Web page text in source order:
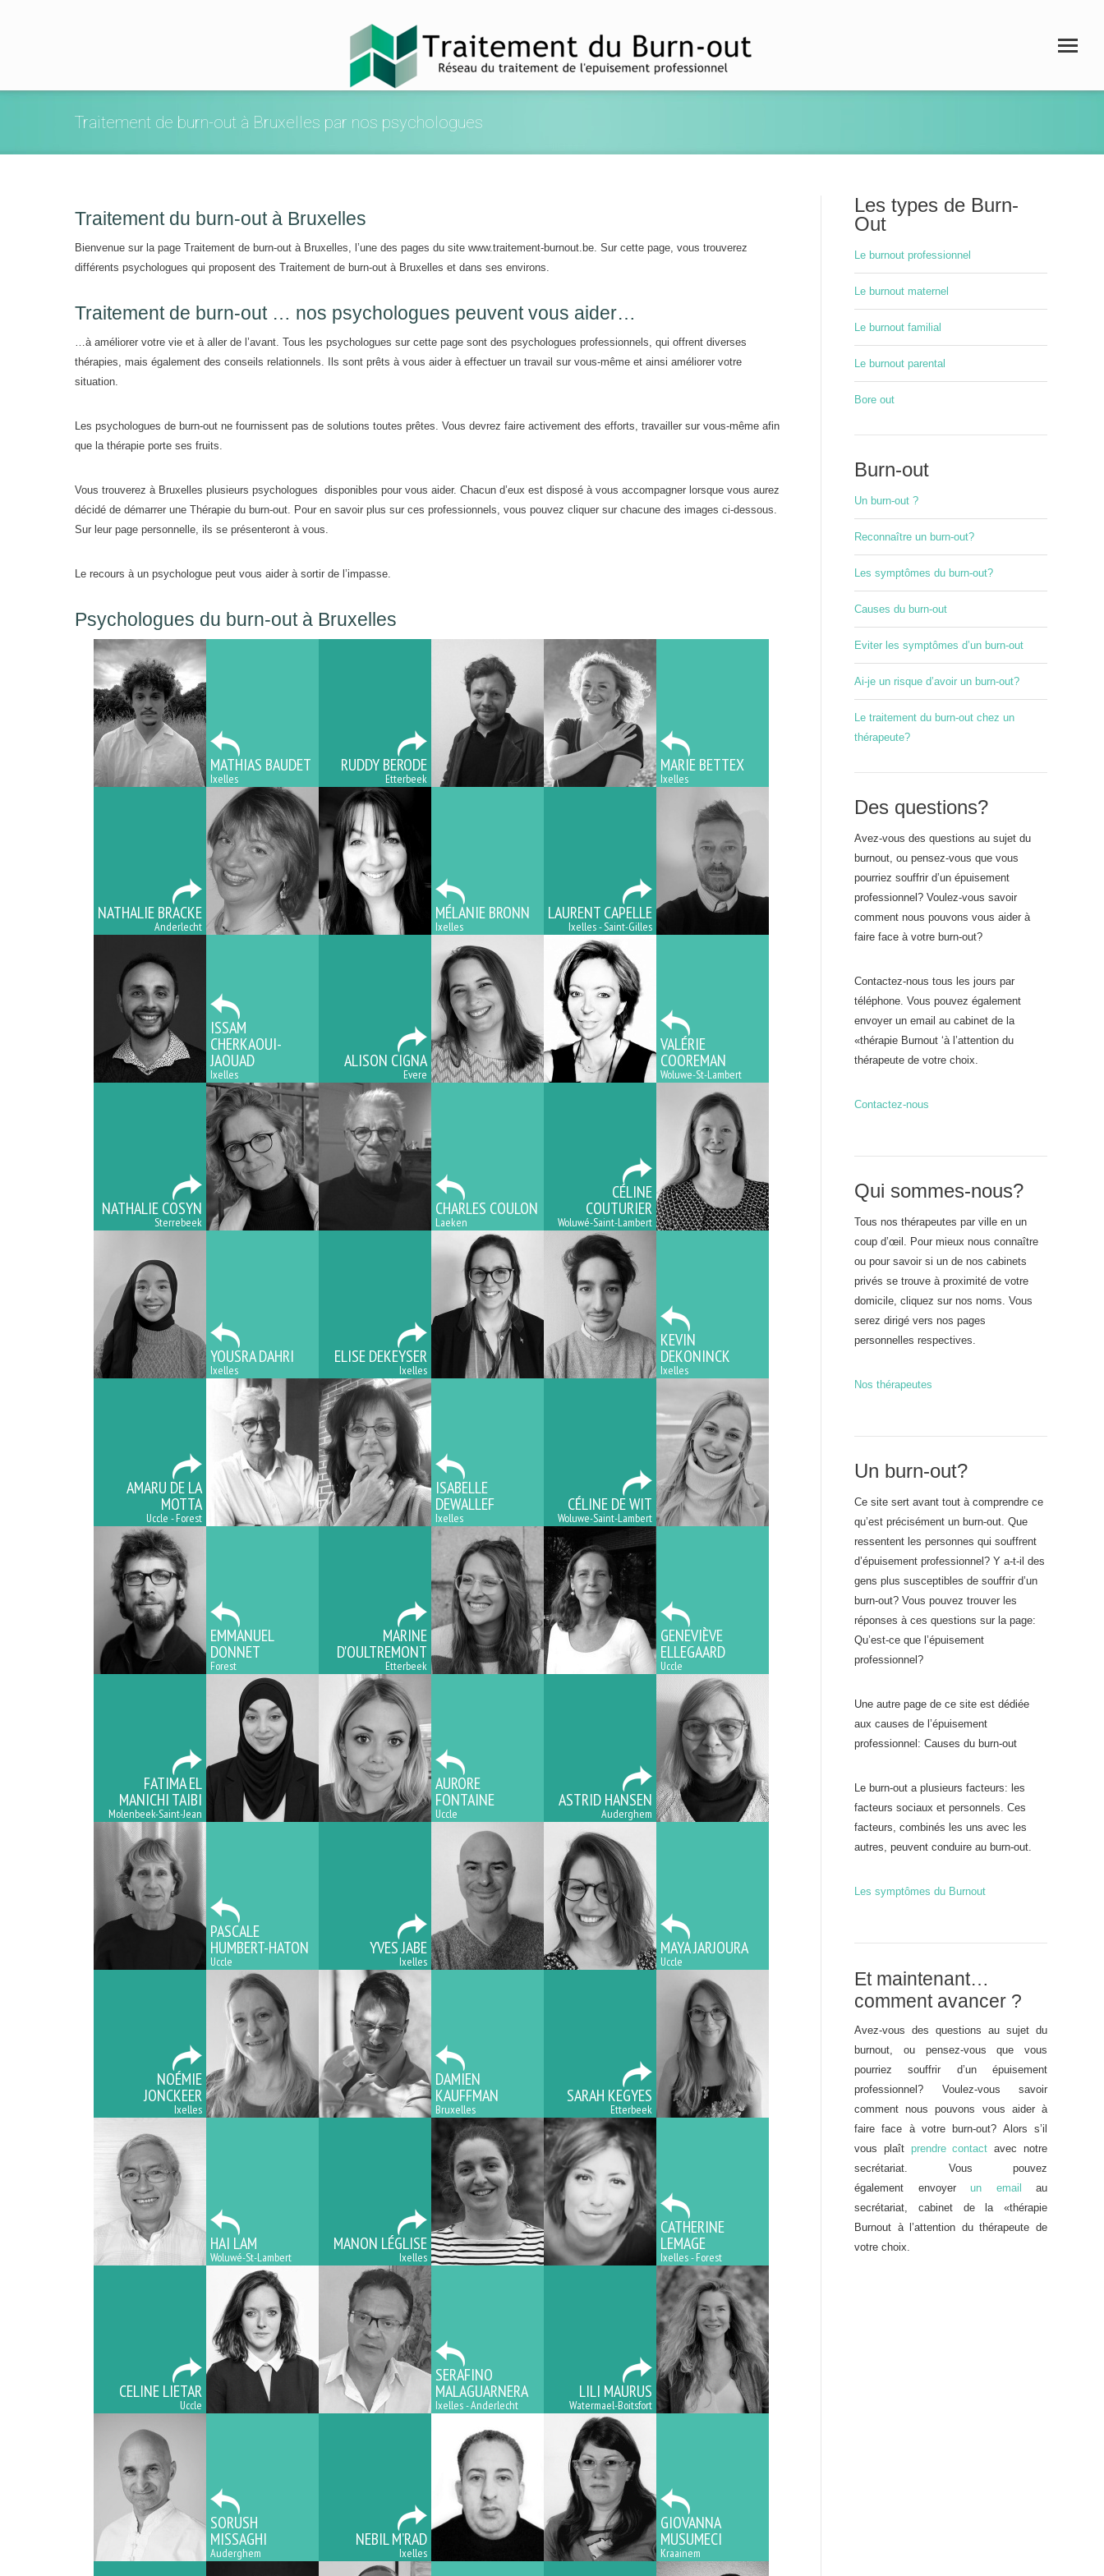
Traitement de burn-out à Bruxelles par nos psychologues
Traitement du burn-out à Bruxelles
Bienvenue sur la page Traitement de burn-out à Bruxelles, l’une des pages du site www.traitement-burnout.be. Sur cette page, vous trouverez
différents psychologues qui proposent des Traitement de burn-out à Bruxelles et dans ses environs.
Traitement de burn-out … nos psychologues peuvent vous aider…
…à améliorer votre vie et à aller de l’avant. Tous les psychologues sur cette page sont des psychologues professionnels, qui offrent diverses
thérapies, mais également des conseils relationnels. Ils sont prêts à vous aider à effectuer un travail sur vous-même et ainsi améliorer votre
situation.
Les psychologues de burn-out ne fournissent pas de solutions toutes prêtes. Vous devrez faire activement des efforts, travailler sur vous-même afin
que la thérapie porte ses fruits.
Vous trouverez à Bruxelles plusieurs psychologues disponibles pour vous aider. Chacun d’eux est disposé à vous accompagner lorsque vous aurez
décidé de démarrer une Thérapie du burn-out. Pour en savoir plus sur ces professionnels, vous pouvez cliquer sur chacune des images ci-dessous.
Sur leur page personnelle, ils se présenteront à vous.
Le recours à un psychologue peut vous aider à sortir de l’impasse.
Psychologues du burn-out à Bruxelles
MATHIAS BAUDET
Ixelles
RUDDY BERODE
Etterbeek
MARIE BETTEX
Ixelles
NATHALIE BRACKE
Anderlecht
MÉLANIE BRONN
Ixelles
LAURENT CAPELLE
Ixelles - Saint-Gilles
ISSAM
CHERKAOUI-
JAOUAD
Ixelles
ALISON CIGNA
Evere
VALÉRIE
COOREMAN
Woluwe-St-Lambert
NATHALIE COSYN
Sterrebeek
CHARLES COULON
Laeken
CÉLINE
COUTURIER
Woluwé-Saint-Lambert
YOUSRA DAHRI
Ixelles
ELISE DEKEYSER
Ixelles
KEVIN
DEKONINCK
Ixelles
AMARU DE LA
MOTTA
Uccle - Forest
ISABELLE
DEWALLEF
Ixelles
CÉLINE DE WIT
Woluwe-Saint-Lambert
EMMANUEL
DONNET
Forest
MARINE
D'OULTREMONT
Etterbeek
GENEVIÈVE
ELLEGAARD
Uccle
FATIMA EL
MANICHI TAIBI
Molenbeek-Saint-Jean
AURORE
FONTAINE
Uccle
ASTRID HANSEN
Auderghem
PASCALE
HUMBERT-HATON
Uccle
YVES JABE
Ixelles
MAYA JARJOURA
Uccle
NOÉMIE
JONCKEER
Ixelles
DAMIEN
KAUFFMAN
Bruxelles
SARAH KEGYES
Etterbeek
HAI LAM
Woluwé-St-Lambert
MANON LÉGLISE
Ixelles
CATHERINE
LEMAGE
Ixelles - Forest
CELINE LIETAR
Uccle
SERAFINO
MALAGUARNERA
Ixelles - Anderlecht
LILI MAURUS
Watermael-Boitsfort
SORUSH
MISSAGHI
Auderghem
NEBIL M’RAD
Ixelles
GIOVANNA
MUSUMECI
Kraainem
Les types de Burn-
Out
Le burnout professionnel
Le burnout maternel
Le burnout familial
Le burnout parental
Bore out
Burn-out
Un burn-out ?
Reconnaître un burn-out?
Les symptômes du burn-out?
Causes du burn-out
Eviter les symptômes d’un burn-out
Ai-je un risque d’avoir un burn-out?
Le traitement du burn-out chez un
thérapeute?
Des questions?
Avez-vous des questions au sujet du
burnout, ou pensez-vous que vous
pourriez souffrir d’un épuisement
professionnel? Voulez-vous savoir
comment nous pouvons vous aider à
faire face à votre burn-out?
Contactez-nous tous les jours par
téléphone. Vous pouvez également
envoyer un email au cabinet de la
«thérapie Burnout ‘à l’attention du
thérapeute de votre choix.
Contactez-nous
Qui sommes-nous?
Tous nos thérapeutes par ville en un
coup d’œil. Pour mieux nous connaître
ou pour savoir si un de nos cabinets
privés se trouve à proximité de votre
domicile, cliquez sur nos noms. Vous
serez dirigé vers nos pages
personnelles respectives.
Nos thérapeutes
Un burn-out?
Ce site sert avant tout à comprendre ce
qu’est précisément un burn-out. Que
ressentent les personnes qui souffrent
d’épuisement professionnel? Y a-t-il des
gens plus susceptibles de souffrir d’un
burn-out? Vous pouvez trouver les
réponses à ces questions sur la page:
Qu’est-ce que l’épuisement
professionnel?
Une autre page de ce site est dédiée
aux causes de l’épuisement
professionnel: Causes du burn-out
Le burn-out a plusieurs facteurs: les
facteurs sociaux et personnels. Ces
facteurs, combinés les uns avec les
autres, peuvent conduire au burn-out.
Les symptômes du Burnout
Et maintenant…
comment avancer ?
Avez-vous des questions au sujet du
burnout, ou pensez-vous que vous
pourriez souffrir d’un épuisement
professionnel? Voulez-vous savoir
comment nous pouvons vous aider à
faire face à votre burn-out? Alors s’il
vous plaît prendre contact avec notre
secrétariat. Vous pouvez
également envoyer un email
au
secrétariat, cabinet de la «thérapie
Burnout à l’attention du thérapeute de
votre choix.